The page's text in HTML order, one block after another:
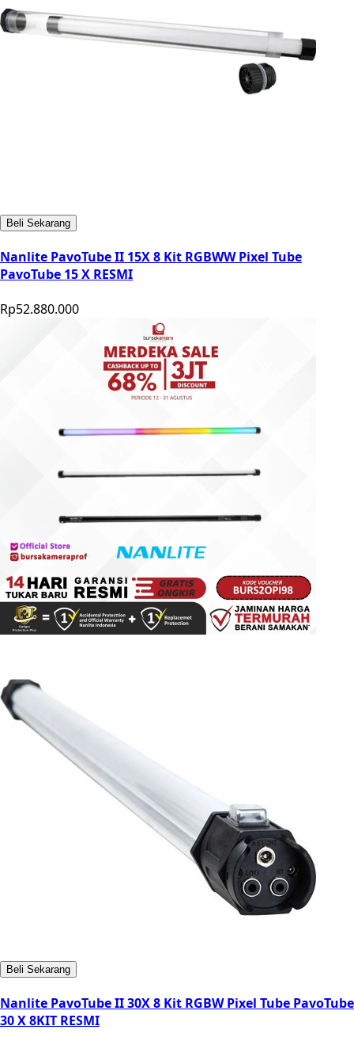
Beli Sekarang
Nanlite PavoTube II 15X 8 Kit RGBWW Pixel Tube
PavoTube 15 X RESMI
Rp52.880.000
Beli Sekarang
Nanlite PavoTube II 30X 8 Kit RGBW Pixel Tube PavoTube
30 X 8KIT RESMI